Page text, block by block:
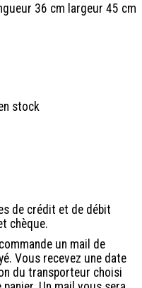
36 cm largeur 45 cm
stock
de crédit et de débit
chèque.
un mail de
Vous recevez une date
du transporteur choisi